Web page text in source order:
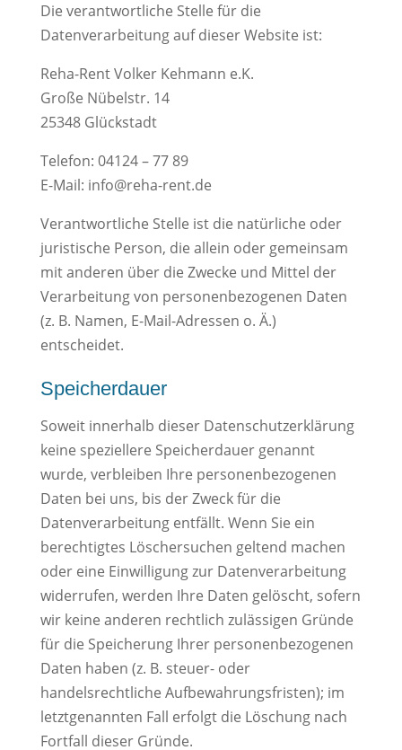
Die verantwortliche Stelle für die
Datenverarbeitung auf dieser Website ist:
Reha-Rent Volker Kehmann e.K.
Große Nübelstr. 14
25348 Glückstadt
Telefon: 04124 – 77 89
E-Mail: info@reha-rent.de
Verantwortliche Stelle ist die natürliche oder
juristische Person, die allein oder gemeinsam
mit anderen über die Zwecke und Mittel der
Verarbeitung von personenbezogenen Daten
(z. B. Namen, E-Mail-Adressen o. Ä.)
entscheidet.
Speicherdauer
Soweit innerhalb dieser Datenschutzerklärung
keine speziellere Speicherdauer genannt
wurde, verbleiben Ihre personenbezogenen
Daten bei uns, bis der Zweck für die
Datenverarbeitung entfällt. Wenn Sie ein
berechtigtes Löschersuchen geltend machen
oder eine Einwilligung zur Datenverarbeitung
widerrufen, werden Ihre Daten gelöscht, sofern
wir keine anderen rechtlich zulässigen Gründe
für die Speicherung Ihrer personenbezogenen
Daten haben (z. B. steuer- oder
handelsrechtliche Aufbewahrungsfristen); im
letztgenannten Fall erfolgt die Löschung nach
Fortfall dieser Gründe.